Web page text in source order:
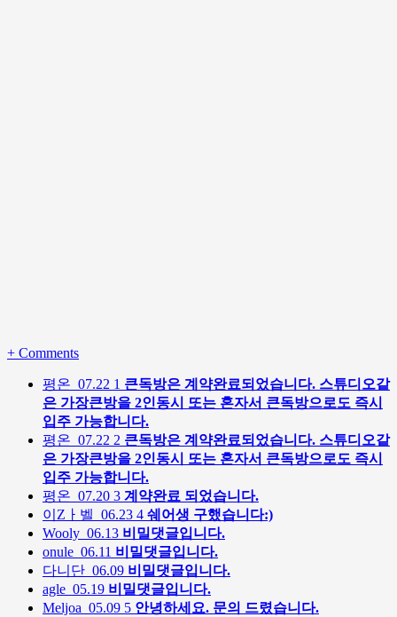
+ Comments
평온 07.22 1 큰독방은 계약완료되었습니다. 스튜디오같
은 가장큰방을 2인동시 또는 혼자서 큰독방으로도 즉시
입주 가능합니다.
평온 07.22 2 큰독방은 계약완료되었습니다. 스튜디오같
은 가장큰방을 2인동시 또는 혼자서 큰독방으로도 즉시
입주 가능합니다.
평온 07.20 3 계약완료 되었습니다.
이Zㅏ벨 06.23 4 쉐어생 구했습니다:)
Wooly 06.13 비밀댓글입니다.
onule 06.11 비밀댓글입니다.
다니단 06.09 비밀댓글입니다.
agle 05.19 비밀댓글입니다.
Meljoa 05.09 5 안녕하세요. 문의 드렸습니다.